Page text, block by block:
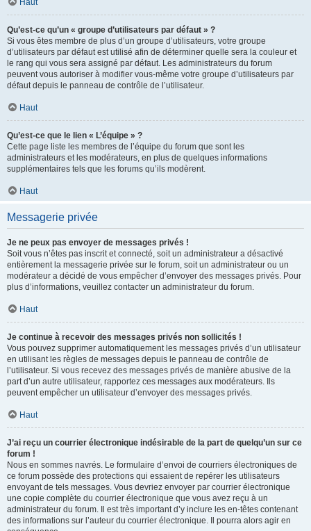
Haut
Qu’est-ce qu’un « groupe d’utilisateurs par défaut » ?
Si vous êtes membre de plus d’un groupe d’utilisateurs, votre groupe
d’utilisateurs par défaut est utilisé afin de déterminer quelle sera la couleur et
le rang qui vous sera assigné par défaut. Les administrateurs du forum
peuvent vous autoriser à modifier vous-même votre groupe d’utilisateurs par
défaut depuis le panneau de contrôle de l’utilisateur.
Haut
Qu’est-ce que le lien « L’équipe » ?
Cette page liste les membres de l’équipe du forum que sont les
administrateurs et les modérateurs, en plus de quelques informations
supplémentaires tels que les forums qu’ils modèrent.
Haut
Messagerie privée
Je ne peux pas envoyer de messages privés !
Soit vous n’êtes pas inscrit et connecté, soit un administrateur a désactivé
entièrement la messagerie privée sur le forum, soit un administrateur ou un
modérateur a décidé de vous empêcher d’envoyer des messages privés. Pour
plus d’informations, veuillez contacter un administrateur du forum.
Haut
Je continue à recevoir des messages privés non sollicités !
Vous pouvez supprimer automatiquement les messages privés d’un utilisateur
en utilisant les règles de messages depuis le panneau de contrôle de
l’utilisateur. Si vous recevez des messages privés de manière abusive de la
part d’un autre utilisateur, rapportez ces messages aux modérateurs. Ils
peuvent empêcher un utilisateur d’envoyer des messages privés.
Haut
J’ai reçu un courrier électronique indésirable de la part de quelqu’un sur ce
forum !
Nous en sommes navrés. Le formulaire d’envoi de courriers électroniques de
ce forum possède des protections qui essaient de repérer les utilisateurs
envoyant de tels messages. Vous devriez envoyer par courrier électronique
une copie complète du courrier électronique que vous avez reçu à un
administrateur du forum. Il est très important d’y inclure les en-têtes contenant
des informations sur l’auteur du courrier électronique. Il pourra alors agir en